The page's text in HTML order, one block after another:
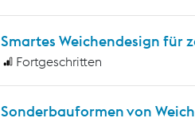
Smartes Weichendesign für
Fortgeschritten
Sonderbauformen von